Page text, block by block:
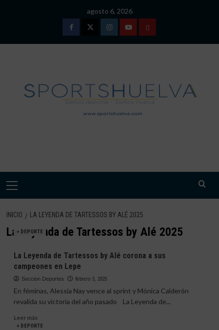
agosto 6, 2026
FacebookTwitterInstagramYoutubeTÉRMINOS
DE
USO
Menú
INICIO LA LEYENDA DE TARTESSOS BY ALÉ 2025
La Leyenda de Tartessos by Alé 2025
+ DEPORTE
La Leyenda de Tartessos by Alé corona a sus
campeones en Lepe
Seccion Deportes febrero 3, 2025
En féminas, Alessia Nay vence al sprint y Mónica Calderón
revalida su victoria del año pasado La Leyenda de...
Leer másLeer
más
+ DEPORTE